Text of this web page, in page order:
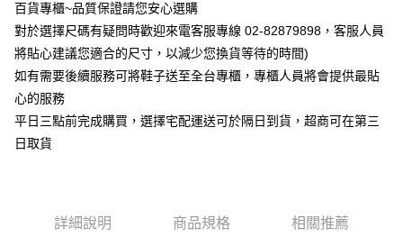
百貨專櫃~品質保證請您安心選購
對於選擇尺碼有疑問時歡迎來電客服專線 02-82879898，客服人員
將貼心建議您適合的尺寸，以減少您換貨等待的時間)
如有需要後續服務可將鞋子送至全台專櫃，專櫃人員將會提供最貼
心的服務
平日三點前完成購買，選擇宅配運送可於隔日到貨，超商可在第三
日取貨
詳細說明 商品規格 相關推薦